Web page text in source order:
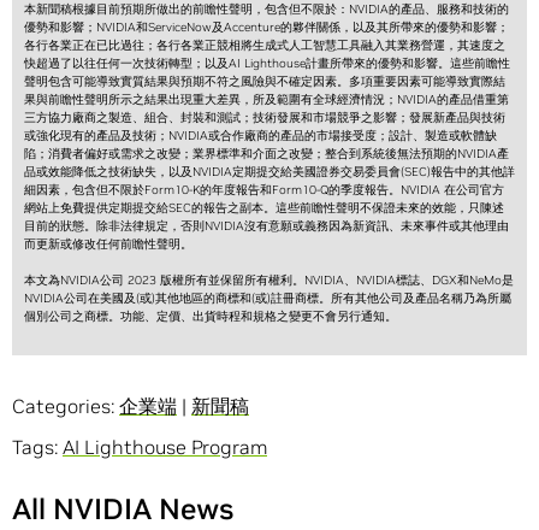
本新聞稿根據目前預期所做出的前瞻性聲明，包含但不限於：NVIDIA的產品、服務和技術的
優勢和影響；NVIDIA和ServiceNow及Accenture的夥伴關係，以及其所帶來的優勢和影響；
各行各業正在已比過往；各行各業正競相將生成式人工智慧工具融入其業務營運，其速度之
快超過了以往任何一次技術轉型；以及AI Lighthouse計畫所帶來的優勢和影響。這些前瞻性
聲明包含可能導致實質結果與預期不符之風險與不確定因素。多項重要因素可能導致實際結
果與前瞻性聲明所示之結果出現重大差異，所及範圍有全球經濟情況；NVIDIA的產品借重第
三方協力廠商之製造、組合、封裝和測試；技術發展和市場競爭之影響；發展新產品與技術
或強化現有的產品及技術；NVIDIA或合作廠商的產品的市場接受度；設計、製造或軟體缺
陷；消費者偏好或需求之改變；業界標準和介面之改變；整合到系統後無法預期的NVIDIA產
品或效能降低之技術缺失，以及NVIDIA定期提交給美國證券交易委員會(SEC)報告中的其他詳
細因素，包含但不限於Form10-K的年度報告和Form10-Q的季度報告。NVIDIA 在公司官方
網站上免費提供定期提交給SEC的報告之副本。這些前瞻性聲明不保證未來的效能，只陳述
目前的狀態。除非法律規定，否則NVIDIA沒有意願或義務因為新資訊、未來事件或其他理由
而更新或修改任何前瞻性聲明。
本文為NVIDIA公司 2023 版權所有並保留所有權利。NVIDIA、NVIDIA標誌、DGX和NeMo是
NVIDIA公司在美國及(或)其他地區的商標和(或)註冊商標。所有其他公司及產品名稱乃為所屬
個別公司之商標。功能、定價、出貨時程和規格之變更不會另行通知。
Categories: 企業端 | 新聞稿
Tags: AI Lighthouse Program
All NVIDIA News